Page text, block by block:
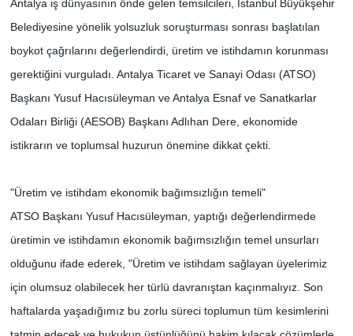
Antalya iş dünyasının önde gelen temsilcileri, İstanbul Büyükşehir
Belediyesine yönelik yolsuzluk soruşturması sonrası başlatılan
boykot çağrılarını değerlendirdi, üretim ve istihdamın korunması
gerektiğini vurguladı. Antalya Ticaret ve Sanayi Odası (ATSO)
Başkanı Yusuf Hacısüleyman ve Antalya Esnaf ve Sanatkarlar
Odaları Birliği (AESOB) Başkanı Adlıhan Dere, ekonomide
istikrarın ve toplumsal huzurun önemine dikkat çekti.
"Üretim ve istihdam ekonomik bağımsızlığın temeli"
ATSO Başkanı Yusuf Hacısüleyman, yaptığı değerlendirmede
üretimin ve istihdamın ekonomik bağımsızlığın temel unsurları
olduğunu ifade ederek, "Üretim ve istihdam sağlayan üyelerimiz
için olumsuz olabilecek her türlü davranıştan kaçınmalıyız. Son
haftalarda yaşadığımız bu zorlu süreci toplumun tüm kesimlerini